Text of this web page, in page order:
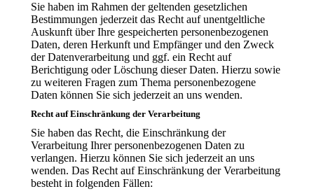
Sie haben im Rahmen der geltenden gesetzlichen
Bestimmungen jederzeit das Recht auf unentgeltliche
Auskunft über Ihre gespeicherten personenbezogenen
Daten, deren Herkunft und Empfänger und den Zweck
der Datenverarbeitung und ggf. ein Recht auf
Berichtigung oder Löschung dieser Daten. Hierzu sowie
zu weiteren Fragen zum Thema personenbezogene
Daten können Sie sich jederzeit an uns wenden.
Recht auf Einschränkung der Verarbeitung
Sie haben das Recht, die Einschränkung der
Verarbeitung Ihrer personenbezogenen Daten zu
verlangen. Hierzu können Sie sich jederzeit an uns
wenden. Das Recht auf Einschränkung der Verarbeitung
besteht in folgenden Fällen: